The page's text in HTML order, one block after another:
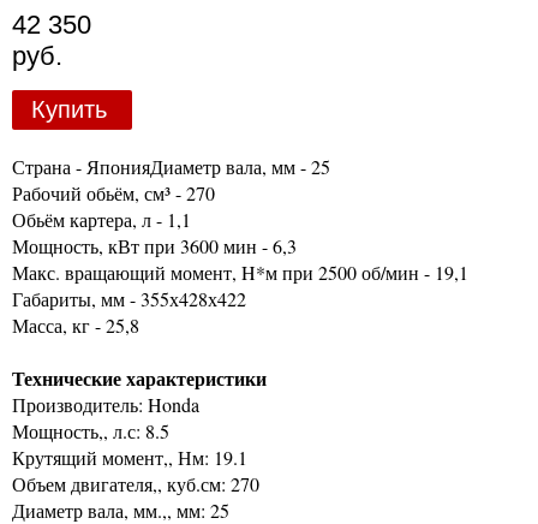
42 350
руб.
Купить
Страна - ЯпонияДиаметр вала, мм - 25
Рабочий обьём, см³ - 270
Обьём картера, л - 1,1
Мощность, кВт при 3600 мин - 6,3
Макс. вращающий момент, H*м при 2500 об/мин - 19,1
Габариты, мм - 355х428х422
Масса, кг - 25,8
Технические характеристики
Производитель: Honda
Мощность,, л.с: 8.5
Крутящий момент,, Нм: 19.1
Объем двигателя,, куб.см: 270
Диаметр вала, мм.,, мм: 25